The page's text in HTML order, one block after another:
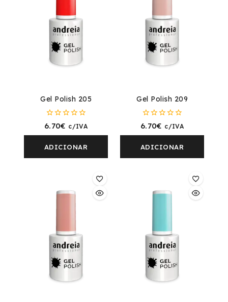
Gel Polish 205
0
5
6.70€ c/IVA
ADICIONAR
Gel Polish 209
0
5
6.70€ c/IVA
ADICIONAR